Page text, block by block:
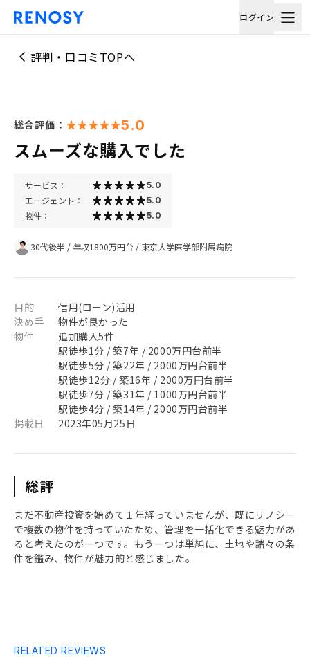
ログイン
評判・口コミTOPへ
総合評価： 5.0
スムーズな購入でした
サービス： 5.0
エージェント： 5.0
物件： 5.0
30代後半 / 年収1800万円台 / 東京大学医学部附属病院
目的
信用(ローン)活用
決め手
物件が良かった
物件
追加購入5件
駅徒歩1分 / 築7年 / 2000万円台前半
駅徒歩5分 / 築22年 / 2000万円台前半
駅徒歩12分 / 築16年 / 2000万円台前半
駅徒歩7分 / 築31年 / 1000万円台前半
駅徒歩4分 / 築14年 / 2000万円台前半
掲載日
2023年05月25日
総評
まだ不動産投資を始めて１年経っていませんが、既にリノシー
で複数の物件を持っていたため、管理を一括化できる魅力があ
ると考えたのが一つです。もう一つは単純に、土地や諸々の条
件を鑑み、物件が魅力的と感じました。
RELATED REVIEWS